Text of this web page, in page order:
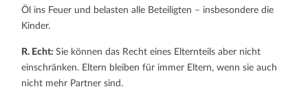
Öl ins Feuer und belasten alle Beteiligten – insbesondere die
Kinder.
R. Echt:Sie können das Recht eines Elternteils aber nicht
einschränken. Eltern bleiben für immer Eltern, wenn sie auch
nicht mehr Partner sind.